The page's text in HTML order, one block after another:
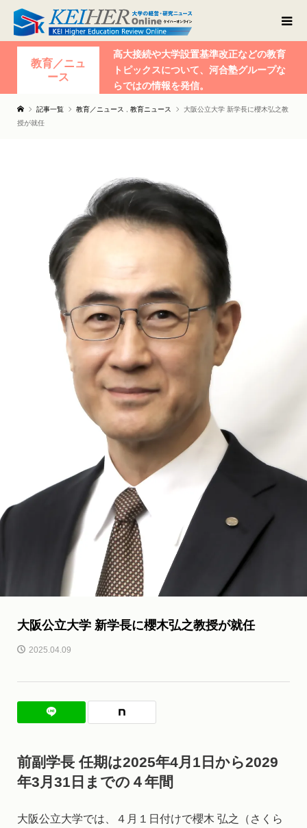
教育／ニュ
ース
高大接続や大学設置基準改正などの教育
トピックスについて、河合塾グループな
らではの情報を発信。
記事一覧 教育／ニュース 教育ニュース
大阪公立大学 新学長に櫻木弘之教
授が就任
大阪公立大学 新学長に櫻木弘之教授が就任
2025.04.09
前副学長 任期は2025年4月1日から2029
年3月31日までの４年間
大阪公立大学では、４月１日付けで櫻木 弘之（さくら